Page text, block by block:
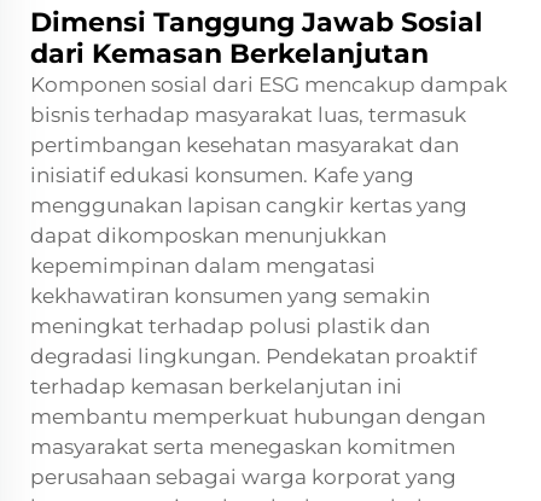
Dimensi Tanggung Jawab Sosial
dari Kemasan Berkelanjutan
Komponen sosial dari ESG mencakup dampak
bisnis terhadap masyarakat luas, termasuk
pertimbangan kesehatan masyarakat dan
inisiatif edukasi konsumen. Kafe yang
menggunakan lapisan cangkir kertas yang
dapat dikomposkan menunjukkan
kepemimpinan dalam mengatasi
kekhawatiran konsumen yang semakin
meningkat terhadap polusi plastik dan
degradasi lingkungan. Pendekatan proaktif
terhadap kemasan berkelanjutan ini
membantu memperkuat hubungan dengan
masyarakat serta menegaskan komitmen
perusahaan sebagai warga korporat yang